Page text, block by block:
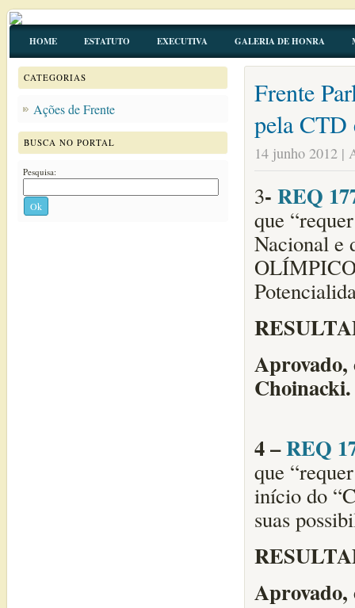
HOME ESTATUTO EXECUTIVA GALERIA DE HONRA
CATEGORIAS
Ações de Frente
BUSCA NO PORTAL
Pesquisa:
Ok
Frente
pela CTD
14 junho 2012 |
3- REQ
que
Nacional e
Aprovado,
Choinacki.
4 –REQ
que
início do
suas
Aprovado,